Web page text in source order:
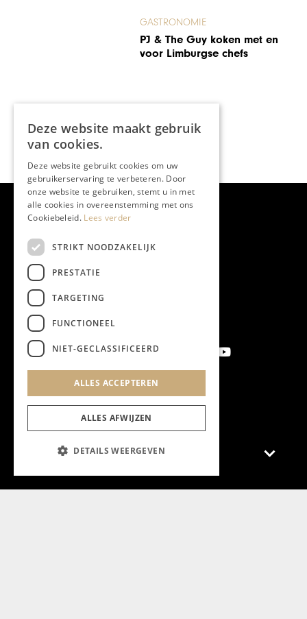
GASTRONOMIE
De voorlaatste dag van het
Preuvenemint
Aanmelden nieuwsbrief
Magazine
Deze website maakt gebruik
van cookies.
Deze website gebruikt cookies om uw
gebruikerservaring te verbeteren. Door
onze website te gebruiken, stemt u in met
alle cookies in overeenstemming met ons
Cookiebeleid. Lees verder
STRIKT NOODZAKELIJK
PRESTATIE
TARGETING
FUNCTIONEEL
NIET-GECLASSIFICEERD
ALLES ACCEPTEREN
ALLES AFWIJZEN
DETAILS WEERGEVEN